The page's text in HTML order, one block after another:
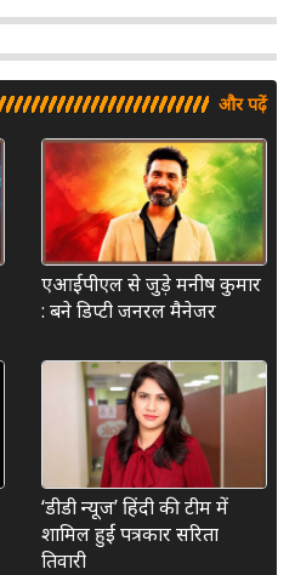
और पढ़ें
एआईपीएल से जुड़े मनीष कुमार
: बने डिप्टी जनरल मैनेजर
‘डीडी न्यूज’ हिंदी की टीम में
शामिल हुईं पत्रकार सरिता
तिवारी